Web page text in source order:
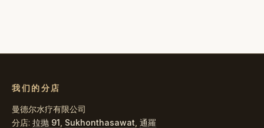
我们的分店
曼德尔水疗有限公司
分店: 拉抛 91 Sukhonthasawat 通羅